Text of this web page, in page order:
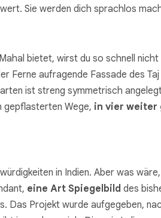
Sie werden dich sprachlos
bietet, wirst du so schnell
Ferne aufragende Fassade des
ist streng symmetrisch
gepflasterten Wege, in vier weiter
in Indien. Aber was
eine Art Spiegelbild des
Das Projekt wurde aufgegeben,